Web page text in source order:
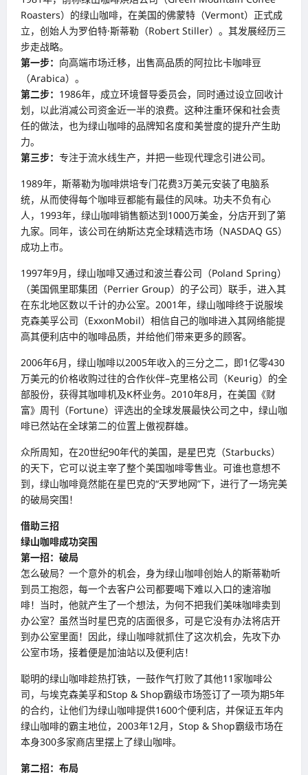
Roasters）的绿山咖啡，在美国的佛蒙特（Vermont）正式成
立，创始人为罗伯特·斯蒂勒（Robert Stiller）。其发展经历三
步走战略。
第一步： 向高端市场迁移，出售高品质的阿拉比卡咖啡豆
（Arabica）。
第二步： 1986年，成立环境督导委员会，同时通过设立回收计
划，以此消减公司资金近一半的浪费。这种注重环保和社会责
任的做法，也为绿山咖啡的品牌知名度和美誉度的提升产生助
力。
第三步： 专注于流水线生产，并把一些现代理念引进公司。
1989年，斯蒂勒为咖啡烘培专门花费3万美元安装了电脑系
统，从而使得每个咖啡豆都能有最佳的风味。功夫不负有心
人，1993年，绿山咖啡销售额达到1000万美金，分店开到了第
九家。同年，该公司在纳斯达克全球精选市场（NASDAQ GS）
成功上市。
1997年9月，绿山咖啡又通过和波兰春公司（Poland Spring）
（美国佩里耶集团（Perrier Group）的子公司）联手，进入其
在东北地区数以千计的办公室。2001年，绿山咖啡终于说服埃
克森美孚公司（ExxonMobil）相信自己的咖啡进入其网络能提
高其便利店中的咖啡品质，并给他们带来更多的顾客。
2006年6月，绿山咖啡以2005年收入的三分之二，即1亿零430
万美元的价格收购过往的合作伙伴–克里格公司（Keurig）的全
部股份，获得其咖啡机及K杯业务。2010年8月，在美国《财
富》周刊（Fortune）评选出的全球发展最快公司之中，绿山咖
啡已然站在全球第二的位置上傲视群雄。
众所周知，在20世纪90年代的美国，是星巴克（Starbucks）
的天下，它可以说主宰了整个美国咖啡零售业。可谁也意想不
到，绿山咖啡竟然能在星巴克的“天罗地网”下，进行了一场完美
的破局突围！
借助三招
绿山咖啡成功突围
第一招：破局
怎么破局？一个意外的机会，身为绿山咖啡创始人的斯蒂勒听
到员工抱怨，每一个去客户公司都要喝下难以入口的速溶咖
啡！当时，他就产生了一个想法，为何不把我们美味咖啡卖到
办公室？虽然当时星巴克的店面很多，可是它没有办法将店开
到办公室里面！因此，绿山咖啡就抓住了这次机会，先攻下办
公室市场，接着便是加油站以及便利店！
聪明的绿山咖啡趁热打铁，一鼓作气打败了其他11家咖啡公
司，与埃克森美孚和Stop & Shop霸级市场签订了一项为期5年
的合约，让他们为绿山咖啡提供1600个便利店，并保证五年内
绿山咖啡的霸主地位，2003年12月，Stop & Shop霸级市场在
本身300多家商店里摆上了绿山咖啡。
第二招：布局